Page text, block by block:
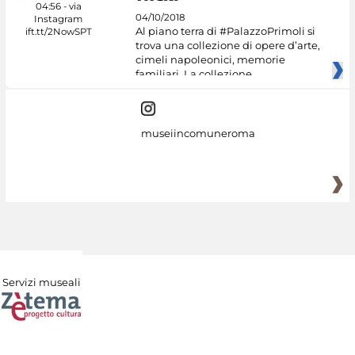
04/10/2018
Al piano terra di #PalazzoPrimoli si
trova una collezione di opere d’arte,
cimeli napoleonici, memorie
familiari. La collezione
museiincomuneroma
Servizi museali